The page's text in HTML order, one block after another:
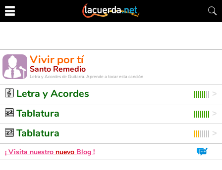
Vivir por tí
Santo Remedio
Letra y Acordes de Guitarra. Aprende a tocar esta canción
Letra y Acordes
Tablatura
Tablatura
¡ Visita nuestro nuevo Blog !